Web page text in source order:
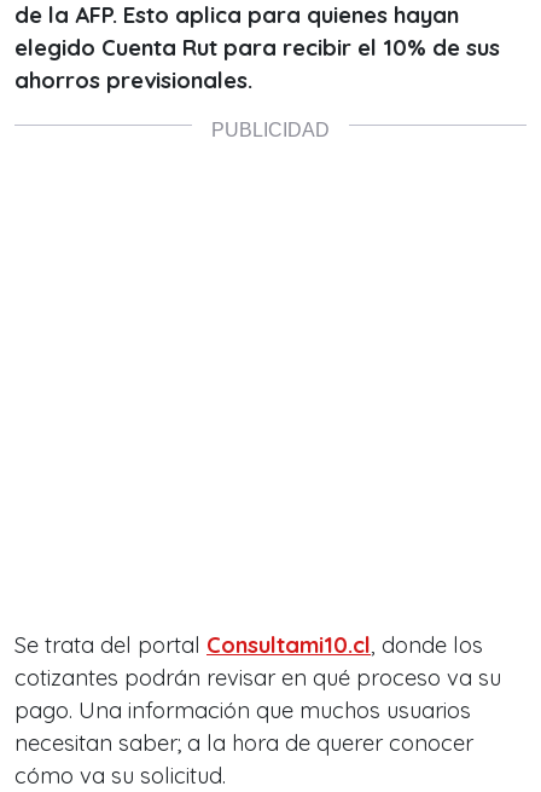
de la AFP. Esto aplica para quienes hayan
elegido Cuenta Rut para recibir el 10% de sus
ahorros previsionales.
Se trata del portal Consultami10.cl, donde los
cotizantes podrán revisar en qué proceso va su
pago. Una información que muchos usuarios
necesitan saber; a la hora de querer conocer
cómo va su solicitud.